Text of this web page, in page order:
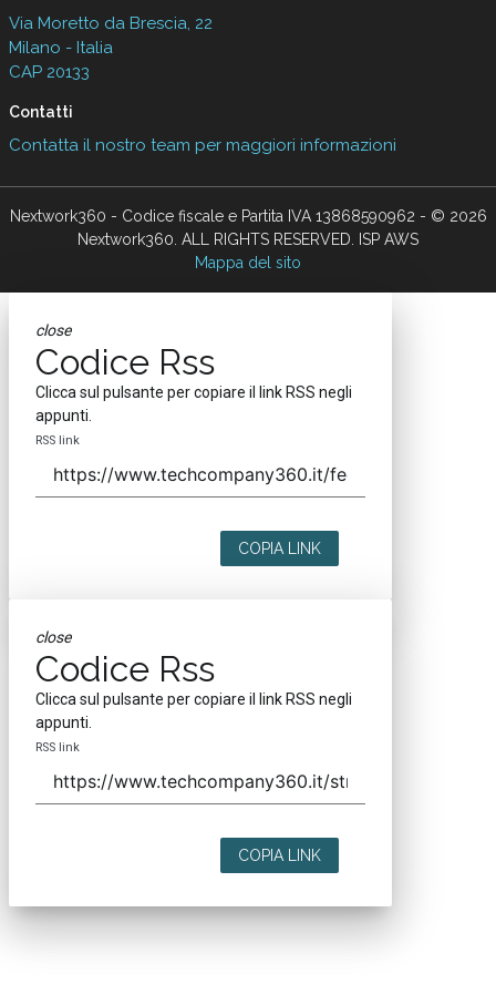
Via Moretto da Brescia, 22
Milano - Italia
CAP 20133
Contatti
Contatta il nostro team per maggiori informazioni
Nextwork360 - Codice fiscale e Partita IVA 13868590962 - © 2026
Nextwork360. ALL RIGHTS RESERVED. ISP AWS
Mappa del sito
close
Codice Rss
Clicca sul pulsante per copiare il link RSS negli
appunti.
RSS link
COPIA LINK
close
Codice Rss
Clicca sul pulsante per copiare il link RSS negli
appunti.
RSS link
COPIA LINK